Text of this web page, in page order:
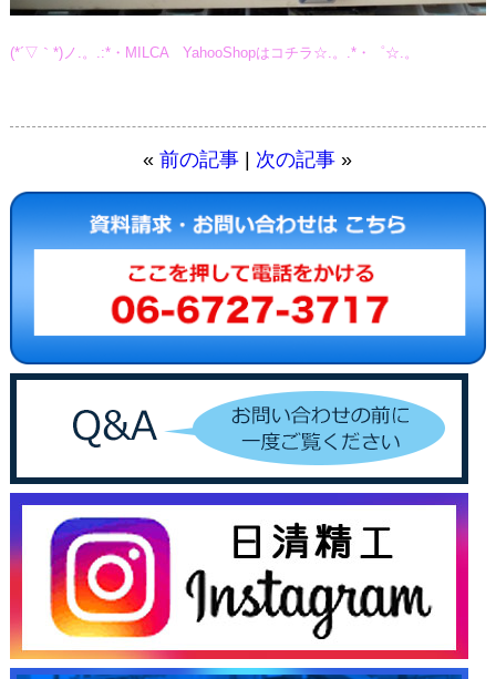
(*´▽｀*)ノ.。.:*・MILCA YahooShopはコチラ☆.。.*・゜☆.。
«前の記事 次の記事 »